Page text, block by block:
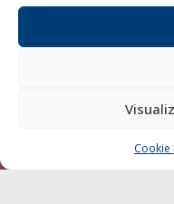
Cookie